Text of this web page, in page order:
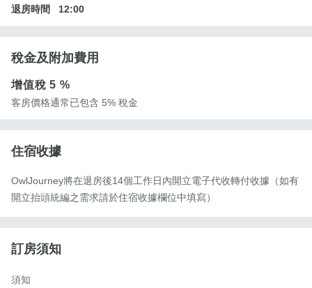
退房時間 12:00
稅金及附加費用
增值稅5 %
客房價格通常已包含 5% 稅金
住宿收據
OwlJourney將在退房後14個工作日內開立電子代收轉付收據（如有
開立抬頭統編之需求請於住宿收據欄位中填寫）
訂房須知
須知